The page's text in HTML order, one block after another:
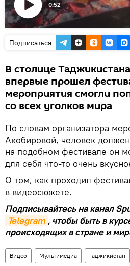
Воспроизвести
0:52
Подписаться
В столице
впервые прошел
мероприятия смогли
со всех уголков мира
По словам организатора
Акобировой, человек
на подобном фестивале он
для себя что-то очень
О том, как проходил
в видеосюжете.
Подписывайтесь на канал
Telegram , чтобы быть в
происходящих в стране и
Видео Мультимедиа Таджикистан